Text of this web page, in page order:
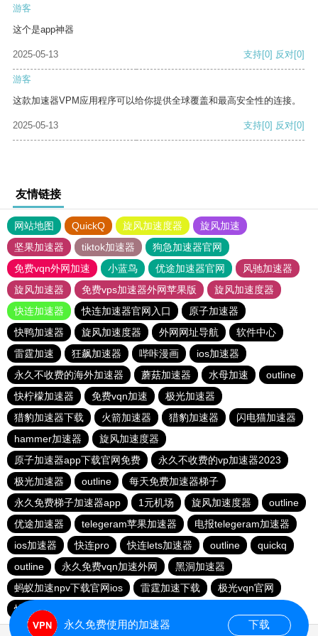
游客
这个是app神器
2025-05-13 支持[0] 反对[0]
游客
这款加速器VPM应用程序可以给你提供全球覆盖和最高安全性的连接。
2025-05-13 支持[0] 反对[0]
友情链接
网站地图 QuickQ 旋风加速度器
旋风加速
坚果加速器
tiktok加速器
狗急加速器官网
免费vqn外网加速
小蓝鸟 优途加速器官网
风驰加速器
旋风加速器
免费vps加速器外网苹果版
旋风加速度器
快连加速器
快连加速器官网入口
原子加速器
快鸭加速器
旋风加速度器 外网网址导航
软件中心
雷霆加速
狂飙加速器 哔咔漫画
ios加速器
永久不收费的海外加速器
蘑菇加速器 水母加速
outline
快柠檬加速器
免费vqn加速
极光加速器
猎豹加速器下载
火箭加速器 猎豹加速器
闪电猫加速器
hammer加速器
旋风加速度器
原子加速器app下载官网免费
永久不收费的vp加速器2023
极光加速器
outline
每天免费加速器梯子
永久免费梯子加速器app
1元机场 旋风加速度器
outline
优途加速器
telegeram苹果加速器
电报telegeram加速器
ios加速器
快连pro 快连lets加速器 outline
quickq
outline
永久免费vqn加速外网
黑洞加速器
蚂蚁加速npv下载官网ios
雷霆加速下载
极光vqn官网
快柠檬app下载
永久免费使用的加速器 下载